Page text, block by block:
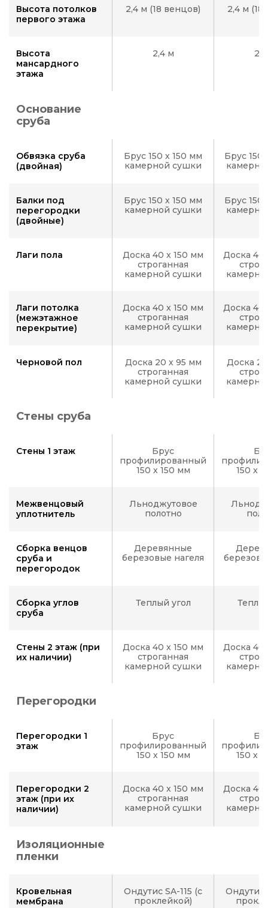
Высота потолков
первого этажа
2,4 м (18 венцов) 2,4 м (18
Высота
мансардного
этажа
2,4 м
Основание
сруба
Обвязка сруба
(двойная)
Брус 150 х 150 мм
камерной сушки
Брус 150
Балки под
перегородки
(двойные)
Брус 150 х 150 мм
камерной сушки
Брус 150
Лаги пола
Доска 40 x 150 мм
строганная
камерной сушки
Доска 40
Лаги потолка
(межэтажное
перекрытие)
Доска 40 x 150 мм
строганная
камерной сушки
Доска 40
Черновой пол
Доска 20 х 95 мм
строганная
камерной сушки
Доска
Стены сруба
Стены 1 этаж
Брус
профилированный
150 х 150 мм
150 х
Межвенцовый
уплотнитель
Льноджутовое
полотно
Сборка венцов
сруба и
перегородок
Деревянные
березовые нагеля
Сборка углов
сруба
Теплый угол
Стены 2 этаж (при
их наличии)
Доска 40 x 150 мм
строганная
камерной сушки
Доска 40
Перегородки
Перегородки 1
этаж
Брус
профилированный
150 х 150 мм
150 х
Перегородки 2
этаж (при их
наличии)
Доска 40 x 150 мм
строганная
камерной сушки
Доска 40
Изоляционные
пленки
Кровельная
мембрана
Ондутис SA-115 (с
проклейкой)
Ондутис